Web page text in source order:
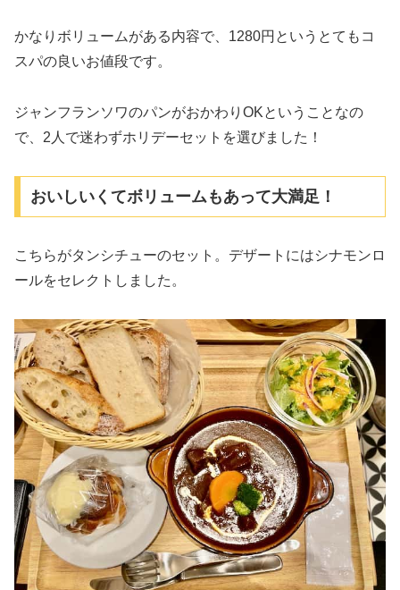
かなりボリュームがある内容で、1280円というとてもコ
スパの良いお値段です。
ジャンフランソワのパンがおかわりOKということなの
で、2人で迷わずホリデーセットを選びました！
おいしいくてボリュームもあって大満足！
こちらがタンシチューのセット。デザートにはシナモンロ
ールをセレクトしました。